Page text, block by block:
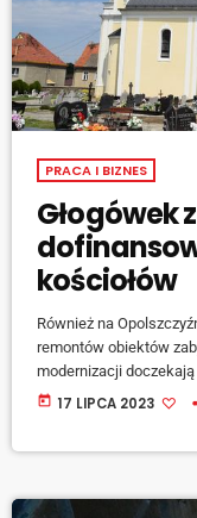
PRACA I BIZNES
Głogówek
kościołów
Również na
remontów obiektów
modernizacji
burmistrz miasta Piotr
today 17 LIPCA 2023